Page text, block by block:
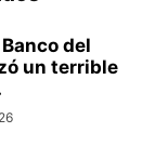
del
un terrible